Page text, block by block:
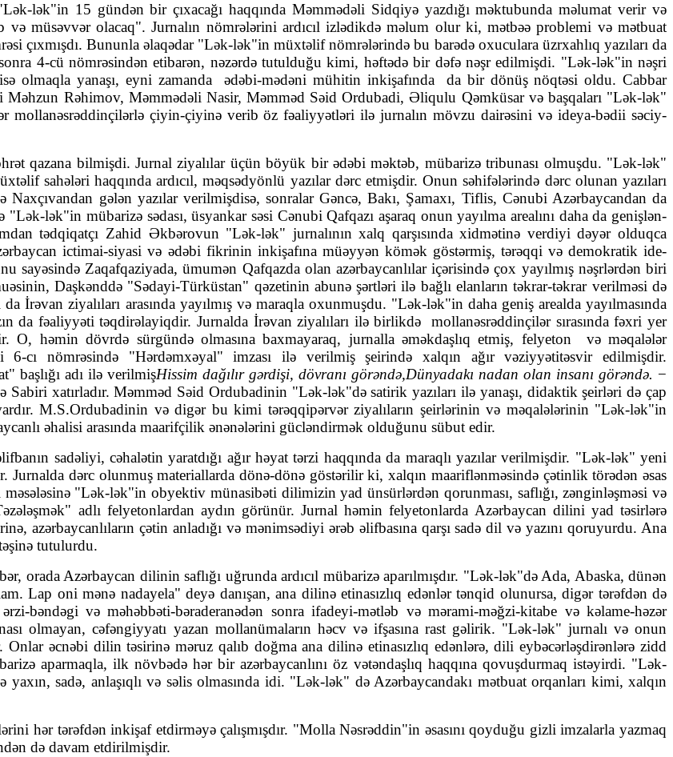
lək"in 15 gündən bir çıxa­cağı haqqında Məmmədəli Sidqiyə yazdığı məktubunda məlumat verir və
müsəvvər olacaq". Jurnalın nömrələrini ar­dı­cıl izlədikdə mə­lum olur ki, mətbəə prob­lemi və mətbuat
çıx­mışdı. Bununla əlaqədar "Lək-lək"in müxtəlif nöm­rə­lə­rində bu ba­rə­də oxuculara üzrxahlıq yazıları da
4-cü nöm­rəsindən etibarən, nəzərdə tutulduğu kimi, həftədə bir dəfə nəşr edil­mişdi. "Lək-lək"in nəşri
olmaqla yanaşı, eyni zamanda ədəbi-mədəni mühitin inkişafında da bir dönüş nöq­təsi oldu. Cabbar
Rə­himov, Məmmədəli Nasir, Məmməd Səid Ordubadi, Əliqulu Qəmküsar və başqa­ları "Lək-lək"
mollanəsrəd­din­­­çi­lərlə çiyin-çiyinə verib öz fəaliyyətləri ilə jurnalın mövzu dairəsini və ideya-bədii səciy­
qazana bilmişdi. Jur­nal ziyalılar üçün böyük bir ədəbi məktəb, mübarizə tribunası olmuşdu. "Lək-lək"
sahələri haqqında ardıcıl, məqsəd­yönlü yazılar dərc etmişdir. Onun səhifələrində dərc olunan yazıları
gələn yazılar verilmişdisə, son­ra­lar Gəncə, Bakı, Şamaxı, Tiflis, Cənubi Azərbaycandan da
lək"in mü­ba­rizə sədası, üsyankar səsi Cənubi Qafqazı aşaraq onun yayılma arealını daha da genişlən­
tədqiqatçı Zahid Əkbəro­vun "Lək-lək" jurnalının xalq qarşı­sında xid­mə­tinə verdiyi dəyər olduqca
icti­mai-siyasi və ədəbi fikri­nin inki­şafına müəyyən kömək göstərmiş, tərəqqi və demokratik ide­
sayəsində Zaqafqa­zi­yada, ümumən Qafqazda olan azər­bay­canlılar içərisində çox yayılmış nəşrlərdən biri
Daş­kənddə "Sə­da­yi-Tür­küstan" qəzetinin abunə şərtləri ilə bağlı elanların təkrar-təkrar veril­məsi də
İrəvan ziyalıları arasında yayıl­mış və ma­raqla oxunmuşdu. "Lək-lək"in daha geniş arealda yayılmasında
da fəaliyyəti təqdi­rəla­yiqdir. Jurnalda İrəvan ziyalıları ilə birlikdə mollanəsrəddin­çilər sıra­sında fəxri yer
hə­min dövrdə sürgündə olmasına baxmayaraq, jur­nalla əmək­­daşlıq etmiş, felyeton
və məqa­lə­lər
nömrəsində "Hər­dəm­xə­yal" imzası ilə verilmiş şeirində xalqın ağır vəziyyətitəs­vir edilmişdir.
başlığı adı ilə verilmişHissim dağılır gərdişi, dövranı görəndə,Dünyadakı nadan olan insanı görəndə. −
xatırladır. Məmməd Səid Ordubadinin "Lək-lək"də satirik yazıları ilə yanaşı, didaktik şeirləri də çap
M.S.Ordubadinin və digər bu kimi tərəqqipərvər ziyalıların şeirlərinin və məqalələrinin "Lək-lək"in
əhalisi arasında maarifçilik ənə­nələrini güclən­dirmək olduğunu sübut edir.
sadəliyi, cəhalətin yaratdığı ağır həyat tərzi haqqında da maraqlı yazılar verilmişdir. "Lək-lək" yeni
dərc olunmuş materiallarda dönə-dönə göstərilir ki, xalqın maariflənməsində çətinlik törədən əsas
"Lək-lək"in ob­yek­tiv münasibəti di­li­mizin yad ünsürlərdən qorunması, saflığı, zənginləşməsi və
adlı fel­ye­tonlardan aydın görünür. Jurnal hə­min felyetonlarda Azərbaycan dilini yad təsirlərə
azərbaycanlıların çətin anladığı və mənimsədiyi ərəb əlifbasına qar­şı sadə dil və yazını qoruyurdu. Ana
tutu­lurdu.
orada Azərbaycan dili­nin saflığı uğrunda ardıcıl mübarizə aparılmışdır. "Lək-lək"də Ada, Abaska, dünən
Lap oni mənə nadayela" deyə da­nışan, ana dilinə etinasızlıq edənlər tənqid olunursa, digər tərəfdən də
bəndəgi və məhəbbəti-bəraderanədən sonra ifa­deyi-mətləb və mərami-məğzi-kitabe və kəlame-həzər
olmayan, cəfəngiyyatı yazan mollanümaların həcv və ifşasına rast gəlirik. "Lək-lək" jurnalı və onun
əcnəbi dilin təsirinə məruz qalıb doğma ana dilinə etinasız­lıq edən­lərə, dili eybəcərləşdirən­lərə zidd
aparmaqla, ilk növbədə hər bir azərbaycanlını öz vətəndaşlıq haqqına qo­vuşdurmaq istəyirdi. "Lək-
sadə, an­laşıqlı və səlis olmasında idi. "Lək-lək" də Azərbaycandakı mət­buat orqanları ki­mi, xalqın
hər tərəfdən inkişaf et­dir­məyə çalışmışdır. "Molla Nəsrəddin"in əsasını qoyduğu gizli imzalarla yazmaq
də davam etdirilmişdir.